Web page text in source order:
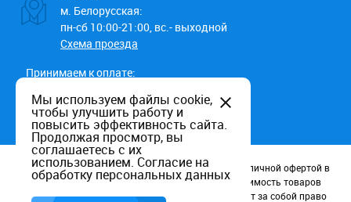
м. Белорусская:
пн-сб 10:00-21:00, вс.- выходной
Схема проезда
Принимаем к оплате:
Данный информационный ресурс не является публичной офертой в
соотв. со статьей 437 (п.2) ГК РФ. Наличие и стоимость товаров
уточняйте по телефону. Производители оставляют за собой право
Мы используем файлы cookie,
чтобы улучшить работу и
повысить эффективность сайта.
Продолжая просмотр, вы
соглашаетесь с их
использованием. Согласие на
обработку персональных данных